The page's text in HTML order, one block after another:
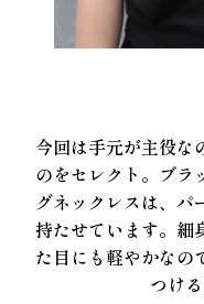
今回は手元が主役な
のをセレクト。ブラ
グネックレスは、パ
持たせています。細
た目にも軽やかなの
つけ